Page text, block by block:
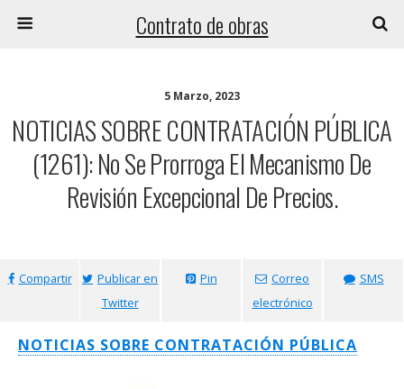
Contrato de obras
5 Marzo, 2023
NOTICIAS SOBRE CONTRATACIÓN PÚBLICA
(1261): No Se Prorroga El Mecanismo De
Revisión Excepcional De Precios.
Compartir
Publicar en
Twitter
Pin
Correo
electrónico
SMS
NOTICIAS SOBRE CONTRATACIÓN PÚBLICA